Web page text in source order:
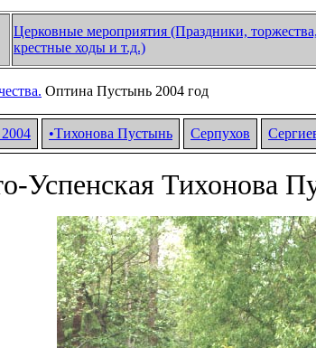
Церковные мероприятия (Праздники, торжества,
крестные ходы и т.д.)
Оптина Пустынь 2004 год
•Тихонова Пустынь Серпухов
Успенская Тихонова